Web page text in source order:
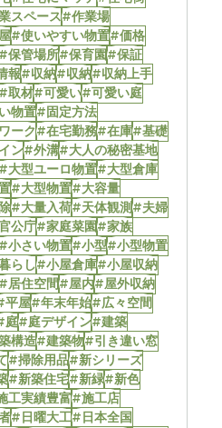
スペース#作業場
#使いやすい物置#価格
保管場所#保育園#保証
報#収納#収納#収納上手
取材#可愛い#可愛い庭
物置#固定方法
ーク#在宅勤務#在庫#基礎
ン#外溝#大人の秘密基地
大型ユーロ物置#大型倉庫
#大型物置#大容量
#大量入荷#天体観測#夫婦
公庁#家庭菜園#家族
小さい物置#小型#小型物置
らし#小屋倉庫#小屋収納
居住空間#屋内#屋外収納
平屋#年末年始#広々空間
庭#庭デザイン#建築
構造#建築物#引き違い窓
#掃除用品#新シリーズ
#新築住宅#新緑#新色
工実績豊富#施工店
#日曜大工#日本全国